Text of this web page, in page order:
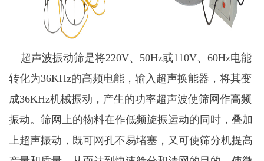
超声波振动筛是将220V、50Hz或110V、60Hz电能
转化为36KHz的高频电能，输入超声换能器，将其变
成36KHz机械振动，产生的功率超声波使筛网作高频
振动。筛网上的物料在作低频旋振运动的同时，叠加
上超声振动，既可网孔不易堵塞，又可使筛分机提高